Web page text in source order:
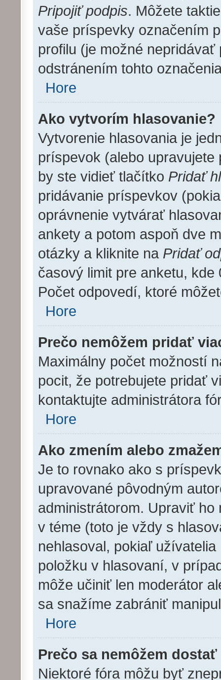
Pripojiť podpis. Môžete
vaše príspevky označením
profilu (je možné
odstránením tohto
Hore
Ako vytvorím hlasovanie?
Vytvorenie hlasovania je
príspevok (alebo
by ste vidieť tlačítko Pridať
pridávanie príspevkov
oprávnenie vytvárať
ankety a potom aspoň dve
otázky a kliknite na Pridať
časový limit pre anketu,
Počet odpovedí, ktoré
Hore
Prečo nemôžem pridať
Maximálny počet možností
pocit, že potrebujete pridať
kontaktujte administrátora
Hore
Ako zmením alebo
Je to rovnako ako s
upravované pôvodným
administrátorom. Upraviť
v téme (toto je vždy s
nehlasoval, pokiaľ
položku v hlasovaní, v
môže učiniť len moderátor
sa snažíme zabrániť
Hore
Prečo sa nemôžem
Niektoré fóra môžu byť